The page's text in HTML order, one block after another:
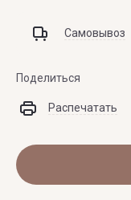
Самовывоз
Поделиться
Распечатать